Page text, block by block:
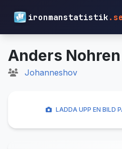
ironmanstatistik.se
Anders Nohren
Johanneshov
LADDA UPP EN BILD